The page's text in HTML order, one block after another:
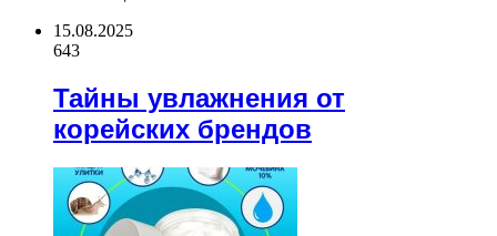
15.08.2025
643
Тайны увлажнения от
корейских брендов